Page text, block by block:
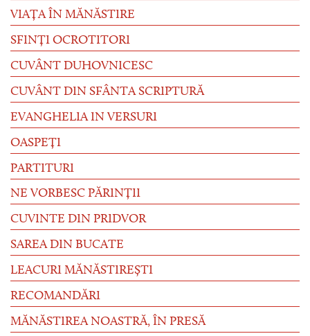
VIAȚA ÎN MĂNĂSTIRE
SFINȚI OCROTITORI
CUVÂNT DUHOVNICESC
CUVÂNT DIN SFÂNTA SCRIPTURĂ
EVANGHELIA IN VERSURI
OASPEȚI
PARTITURI
NE VORBESC PĂRINȚII
CUVINTE DIN PRIDVOR
SAREA DIN BUCATE
LEACURI MĂNĂSTIREȘTI
RECOMANDĂRI
MĂNĂSTIREA NOASTRĂ, ÎN PRESĂ